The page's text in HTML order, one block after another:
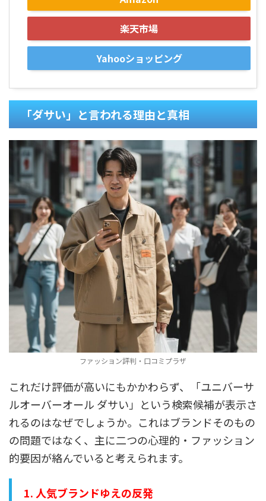
楽天市場
Yahooショッピング
「ダサい」と言われる理由と真相
ファッション評判・口コミプラザ
これだけ評価が高いにもかかわらず、「ユニバーサ
ルオーバーオール ダサい」という検索候補が表示さ
れるのはなぜでしょうか。これはブランドそのもの
の問題ではなく、主に二つの心理的・ファッション
的要因が絡んでいると考えられます。
1. 人気ブランドゆえの反発